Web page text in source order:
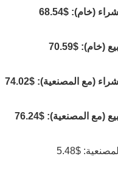
(خام): $68.54
(خام): $70.59
(مع المصنعية): $74.02
(مع المصنعية): $76.24
$5.48